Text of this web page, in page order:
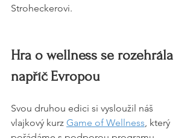
Stroheckerovi.
Hra o wellness se rozehrála
napříč Evropou
Svou druhou edici si vysloužil náš
vlajkový kurz Game of Wellness, který